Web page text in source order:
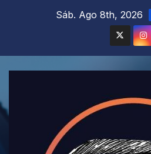
Sáb. Ago 8th, 2026